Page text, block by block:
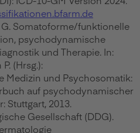
G. Somatoforme/funktionelle
psychodynamische
und Therapie. In:
(Hrsg.):
Medizin und Psychosomatik:
auf psychodynamischer
Stuttgart, 2013.
Gesellschaft (DDG).